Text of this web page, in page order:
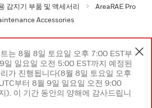
감지기 부품 및 액세서리
AreaRAE Pro
Accessories
는 8월 8일 토요일 오후 7:00 EST부
일 일요일 오전 5:00 EST까지 예정된
가 진행됩니다(8월 8일 토요일 오후
부터 8월 9일 일요일 오전 9:00
). 이 기간 동안의 양해에 감사드립니